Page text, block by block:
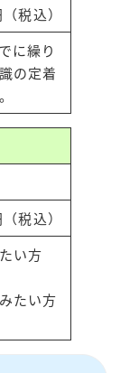
税込）
に繰り
の定着
税込）
い方
たい方